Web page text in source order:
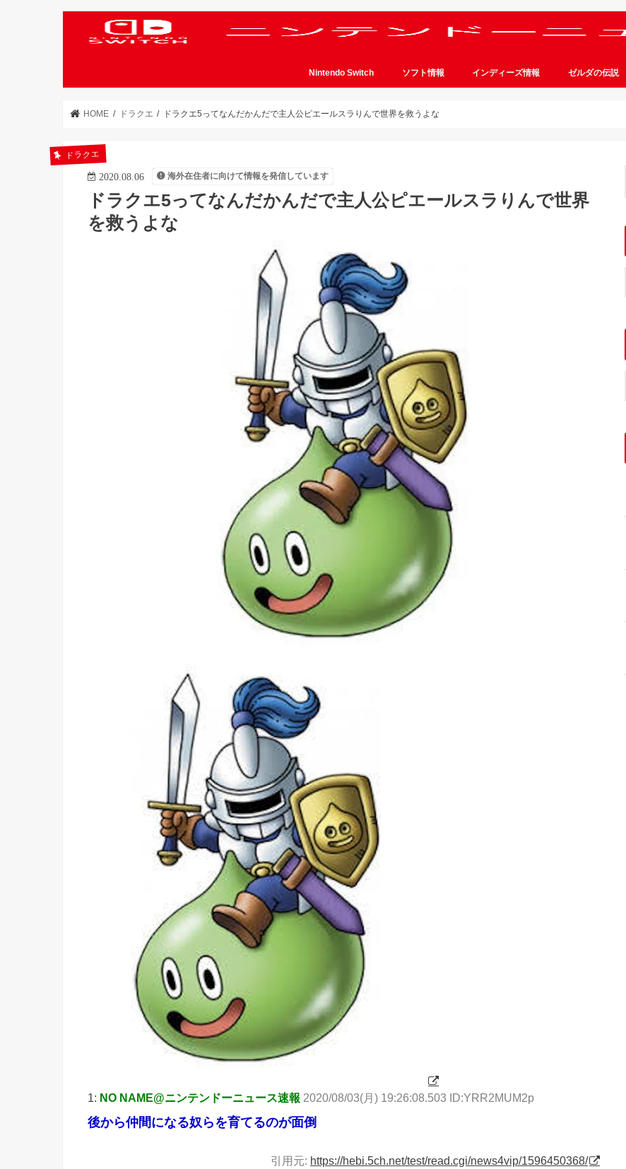
Nintendo Switch ソフト情報 インディーズ情報 ゼルダの伝説
HOME ドラクエ ドラクエ5ってなんだかんだで主人公ピエールスラりんで世界を救うよな
ドラクエ
2020.08.06 海外在住者に向けて情報を発信しています
ドラクエ5ってなんだかんだで主人公ピエールスラりんで世界
を救うよな
1: NO NAME@ニンテンドーニュース速報 2020/08/03(月) 19:26:08.503 ID:YRR2MUM2p
後から仲間になる奴らを育てるのが面倒
引用元: https://hebi.5ch.net/test/read.cgi/news4vip/1596450368/